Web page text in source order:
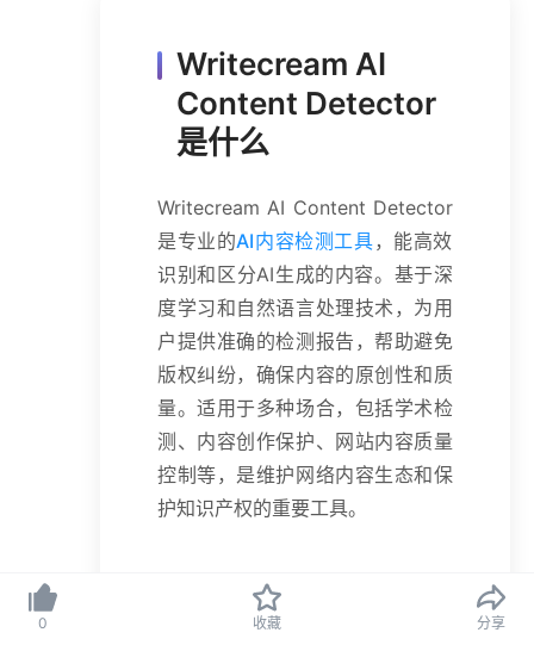
0 收藏 分享
Writecream AI
Content Detector
是什么
Writecream AI Content Detector
是专业的AI内容检测工具 ，能高效
识别和区分AI生成的内容。基于深
度学习和自然语言处理技术，为用
户提供准确的检测报告，帮助避免
版权纠纷，确保内容的原创性和质
量。适用于多种场合，包括学术检
测、内容创作保护、网站内容质量
控制等，是维护网络内容生态和保
护知识产权的重要工具。
Writecream AI